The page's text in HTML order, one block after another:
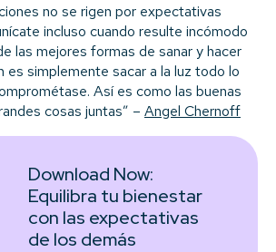
no se rigen por expectativas
incluso cuando resulte incómodo
las mejores formas de sanar y hacer
es simplemente sacar a la luz todo lo
Así es como las buenas
cosas juntas” – Angel Chernoff
Download Now:
Equilibra tu bienestar
con las expectativas
de los demás